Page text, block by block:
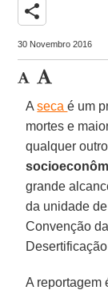
share
30 Novembro 2016
Asecaé um
mortes e
qualquer
grande
da unidade
Convenção
A reportagem